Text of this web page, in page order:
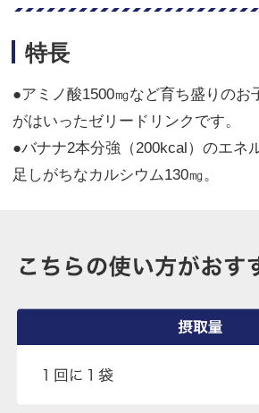
特長
●アミノ酸1500㎎など育ち盛りのお
がはいったゼリードリンクです。
●バナナ2本分強（200kcal）のエネ
足しがちなカルシウム130㎎。